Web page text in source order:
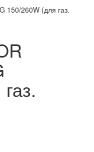
150/260W (для газ.